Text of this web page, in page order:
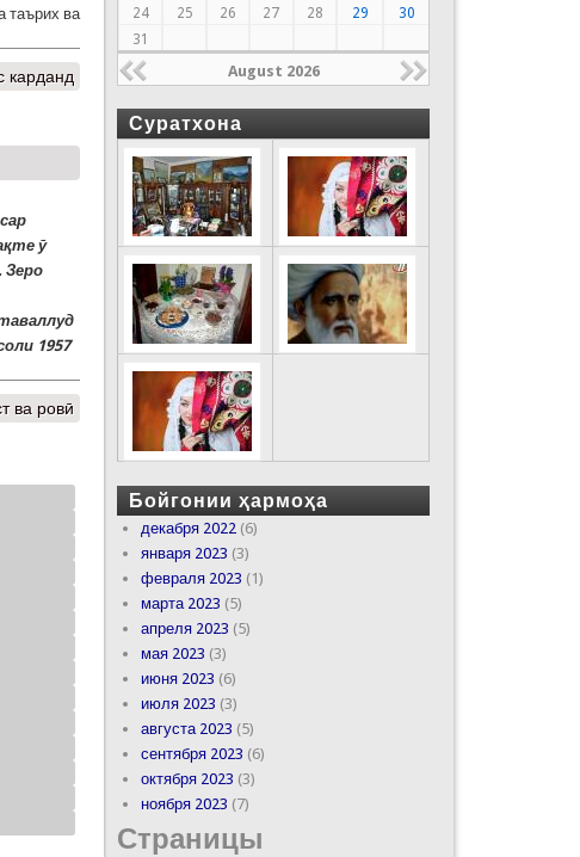
таърих ва
карданд
ӯ
Зеро
1957
ва ровӣ
24
25 26 27 28 29
30
31
August 2026
Суратхона
Бойгонии ҳармоҳа
декабря 2022 (6)
января 2023 (3)
февраля 2023 (1)
марта 2023 (5)
апреля 2023 (5)
мая 2023 (3)
июня 2023 (6)
июля 2023 (3)
августа 2023 (5)
сентября 2023 (6)
октября 2023 (3)
ноября 2023 (7)
Страницы